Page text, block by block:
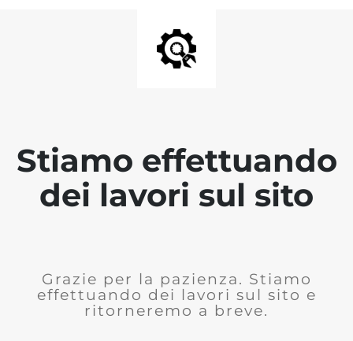
Stiamo effettuando
dei lavori sul sito
Grazie per la pazienza. Stiamo
effettuando dei lavori sul sito e
ritorneremo a breve.